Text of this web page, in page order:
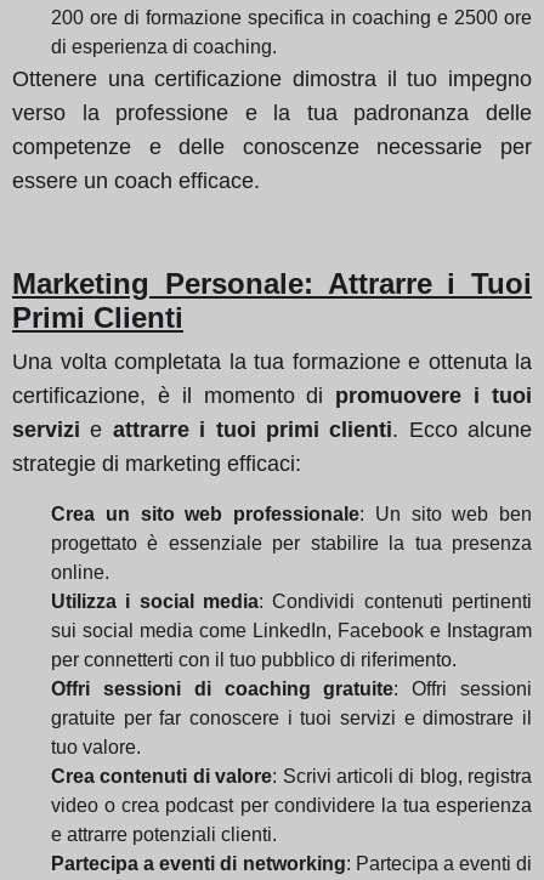
200 ore di formazione specifica in coaching e 2500 ore
di esperienza di coaching.
Ottenere una certificazione dimostra il tuo impegno
verso la professione e la tua padronanza delle
competenze e delle conoscenze necessarie per
essere un coach efficace.
Marketing Personale: Attrarre i Tuoi
Primi Clienti
Una volta completata la tua formazione e ottenuta la
certificazione, è il momento di promuovere i tuoi
servizi e attrarre i tuoi primi clienti. Ecco alcune
strategie di marketing efficaci:
Crea un sito web professionale: Un sito web ben
progettato è essenziale per stabilire la tua presenza
online.
Utilizza i social media: Condividi contenuti pertinenti
sui social media come LinkedIn, Facebook e Instagram
per connetterti con il tuo pubblico di riferimento.
Offri sessioni di coaching gratuite: Offri sessioni
gratuite per far conoscere i tuoi servizi e dimostrare il
tuo valore.
Crea contenuti di valore: Scrivi articoli di blog, registra
video o crea podcast per condividere la tua esperienza
e attrarre potenziali clienti.
Partecipa a eventi di networking: Partecipa a eventi di